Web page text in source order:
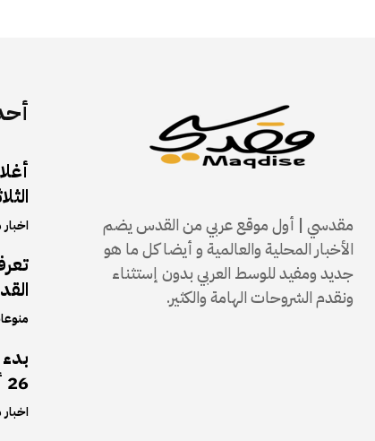
26 أكتوبر 2025
مقدسي | أول موقع عربي من القدس يضم
الأخبار المحلية والعالمية و أيضا كل ما هو
جديد ومفيد للوسط العربي بدون إستثناء
ونقدم الشروحات الهامة والكثير.